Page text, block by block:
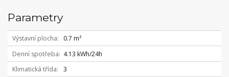
Parametry
Výstavní plocha
0.7 m²
Denní spotřeba 4.13 kWh/24h
Klimatická třída
3